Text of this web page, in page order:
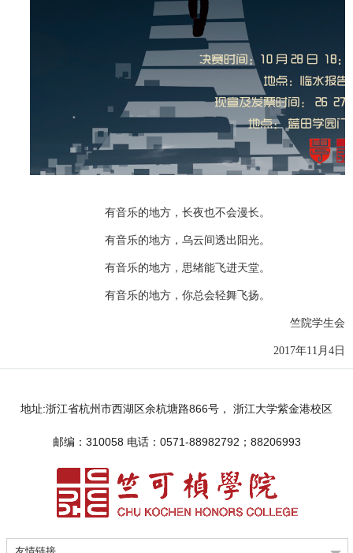
有音乐的地方，长夜也不会漫长。
有音乐的地方，乌云间透出阳光。
有音乐的地方，思绪能飞进天堂。
有音乐的地方，你总会轻舞飞扬。
竺院学生会
2017年11月4日
地址:浙江省杭州市西湖区余杭塘路866号， 浙江大学紫金港校区
邮编：310058 电话：0571-88982792；88206993